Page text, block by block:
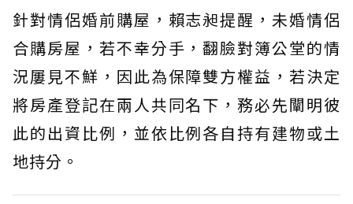
針對情侶婚前購屋，賴志昶提醒，未婚情侶
合購房屋，若不幸分手，翻臉對簿公堂的情
況屢見不鮮，因此為保障雙方權益，若決定
將房產登記在兩人共同名下，務必先闡明彼
此的出資比例，並依比例各自持有建物或土
地持分。